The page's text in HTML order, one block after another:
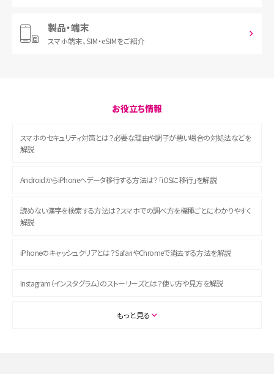
製品・端末
スマホ端末、SIM・eSIMをご紹介
お役立ち情報
スマホのセキュリティ対策とは？必要な理由や調子が悪い場合の対処法などを
解説
AndroidからiPhoneへデータ移行する方法は？「iOSに移行」を解説
読めない漢字を検索する方法は？スマホでの調べ方を機種ごとにわかりやすく
解説
iPhoneのキャッシュクリアとは？SafariやChromeで消去する方法を解説
Instagram（インスタグラム）のストーリーズとは？使い方や見方を解説
ASMRとは？初心者向けの代表ジャンルや楽しみ方を解説
もっと見る